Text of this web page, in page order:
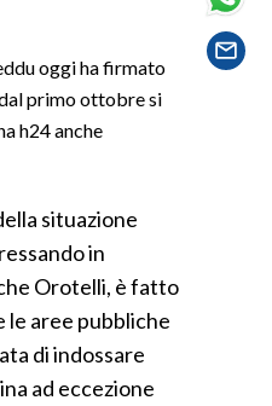
oggi ha firmato
primo ottobre si
h24 anche
situazione
in
Orotelli, è fatto
aree pubbliche
di indossare
ad eccezione